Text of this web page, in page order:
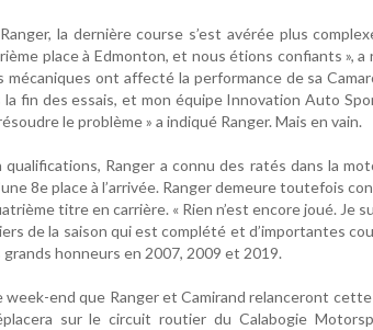
la dernière course s’est avérée plus
place à Edmonton, et nous étions confiants »,
mécaniques ont affecté la performance de sa
la fin des essais, et mon équipe Innovation Auto
le problème » a indiqué Ranger. Mais en vain.
qualifications, Ranger a connu des ratés dans la
8e place à l’arrivée. Ranger demeure toutefois
titre en carrière. « Rien n’est encore joué. Je
de la saison qui est complété et d’importantes
honneurs en 2007, 2009 et 2019.
week-end que Ranger et Camirand relanceront
sur le circuit routier du Calabogie